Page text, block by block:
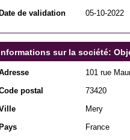
de validation
05-10-2022
sur la société:
101 rue
postal
73420
Mery
France